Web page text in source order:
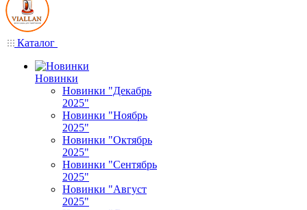
Каталог
Новинки
Новинки "Декабрь
2025"
Новинки "Ноябрь
2025"
Новинки "Октябрь
2025"
Новинки "Сентябрь
2025"
Новинки "Август
2025"